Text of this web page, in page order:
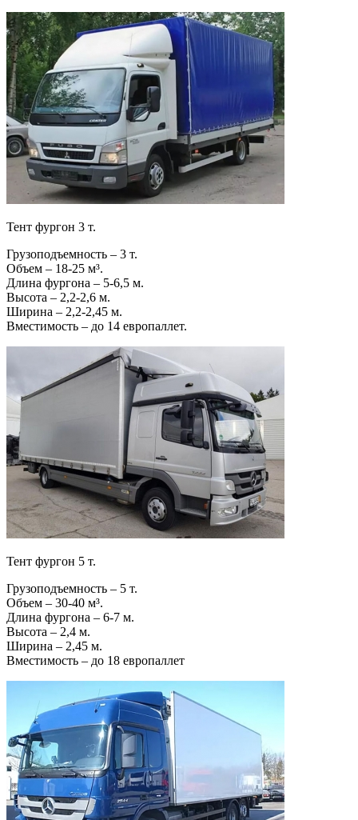
Тент фургон 3 т.
Грузоподъемность – 3 т.
Объем – 18-25 м³.
Длина фургона – 5-6,5 м.
Высота – 2,2-2,6 м.
Ширина – 2,2-2,45 м.
Вместимость – до 14 европаллет.
Тент фургон 5 т.
Грузоподъемность – 5 т.
Объем – 30-40 м³.
Длина фургона – 6-7 м.
Высота – 2,4 м.
Ширина – 2,45 м.
Вместимость – до 18 европаллет